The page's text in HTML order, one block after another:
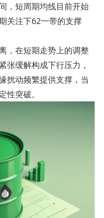
，短周期均线目前开始
关注下62一带的支撑
，在短期走势上的调整
张缓解构成下行压力，
扰动频繁提供支撑，当
性突破。